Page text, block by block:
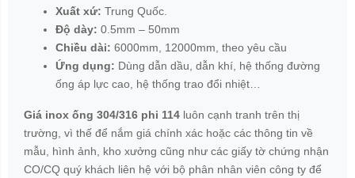
Xuất xứ: Trung Quốc.
Độ dày: 0.5mm – 50mm
Chiều dài: 6000mm, 12000mm, theo yêu cầu
Ứng dụng: Dùng dẫn dầu, dẫn khí, hệ thống đường
ống áp lực cao, hệ thống trao đổi nhiệt…
Giá inox ống 304/316 phi 114 luôn cạnh tranh trên thị
trường, vì thế để nắm giá chính xác hoặc các thông tin về
mẫu, hình ảnh, kho xưởng cũng như các giấy tờ chứng nhận
CO/CQ quý khách liên hệ với bộ phân nhân viên công ty để